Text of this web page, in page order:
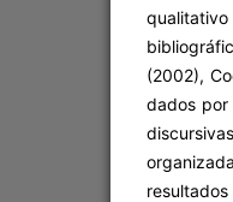
(2002),
dados por